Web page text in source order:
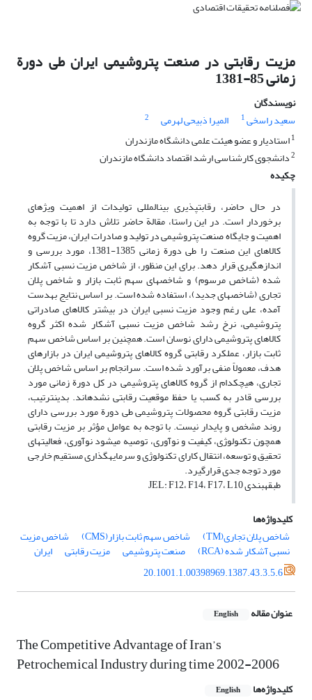
مزیت رقابتی در صنعت پتروشیمی ایران طی دورة
زمانی 85-1381
نویسندگان
سعید راسخی1 المیرا ذبیحی لهرمی
2
1استادیار و عضو هیئت علمی دانشگاه مازندران
2دانشجوی کارشناسی ارشد اقتصاد دانشگاه مازندران
چکیده
در حال حاضر، رقابت‎پذیری بین‎المللی تولیدات از اهمیت ویژه‎ای
برخوردار است. در این راستا، مقالة حاضر تلاش دارد تا با توجه به
اهمیت و جایگاه صنعت پتروشیمی در تولید و صادرات ایران، مزیت گروه
کالاهای این صنعت را طی دورة زمانی 1385-1381، مورد بررسی و
اندازه‎گیری قرار دهد. برای این منظور، از شاخص مزیت نسبی آشکار
شده (شاخص مرسوم) و شاخص‎های سهم ثابت بازار و شاخص پلان
تجاری (شاخص‎های جدید)، استفاده شده است. بر اساس نتایج به‎دست
آمده، علی رغم وجود مزیت نسبی ایران در بیش‎تر کالاهای صادراتی
پتروشیمی، نرخ رشد شاخص مزیت نسبی آشکار شده اکثر گروه
کالاهای پتروشیمی دارای نوسان است. هم‎چنین بر اساس شاخص سهم
ثابت بازار، عملکرد رقابتی گروه کالاهای پتروشیمی ایران در بازارهای
هدف، معمولاً منفی برآورد شده است. سرانجام بر اساس شاخص پلان
تجاری، هیچ‎کدام از گروه کالاهای پتروشیمی در کل دورة زمانی مورد
بررسی قادر به کسب یا حفظ موقعیت رقابتی نشده‎اند. بدین‎ترتیب،
مزیت رقابتی گروه محصولات پتروشیمی طی دورة مورد بررسی دارای
روند مشخص و پایدار نیست. با توجه به عوامل مؤثر بر مزیت رقابتی
هم‎چو‏ن تکنولوژی، کیفیت و نوآوری، توصیه می‎شود نوآوری، فعالیت‎های
تحقیق و توسعه، انتقال کارای تکنولوژی و سرمایه‎گذاری مستقیم خارجی
مورد توجه جدی قرار‎گیرد.
طبقه‎بندی JEL: F12، F14، F17، L10
کلیدواژه‌ها
شاخص پلان تجاری(TM)
شاخص سهم ثابت بازار(CMS) شاخص مزیت
نسبی آشکار شده (RCA) صنعت پتروشیمی مزیت رقابتی
ایران
20.1001.1.00398969.1387.43.3.5.6
عنوان مقاله English
The Competitive Advantage of Iran’s
Petrochemical Industry during time 2002-2006
کلیدواژه‌ها English